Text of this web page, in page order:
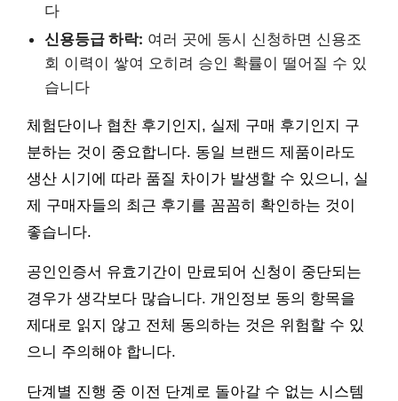
다
신용등급 하락: 여러 곳에 동시 신청하면 신용조
회 이력이 쌓여 오히려 승인 확률이 떨어질 수 있
습니다
체험단이나 협찬 후기인지, 실제 구매 후기인지 구
분하는 것이 중요합니다. 동일 브랜드 제품이라도
생산 시기에 따라 품질 차이가 발생할 수 있으니, 실
제 구매자들의 최근 후기를 꼼꼼히 확인하는 것이
좋습니다.
공인인증서 유효기간이 만료되어 신청이 중단되는
경우가 생각보다 많습니다. 개인정보 동의 항목을
제대로 읽지 않고 전체 동의하는 것은 위험할 수 있
으니 주의해야 합니다.
단계별 진행 중 이전 단계로 돌아갈 수 없는 시스템